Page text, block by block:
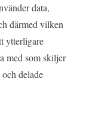
data,
därmed vilken
ytterligare
med som skiljer
delade